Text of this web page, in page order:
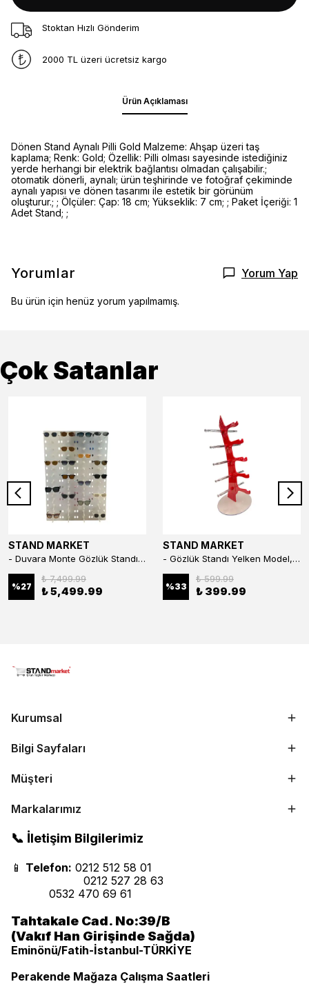
Stoktan Hızlı Gönderim
2000 TL üzeri ücretsiz kargo
Ürün Açıklaması
Dönen Stand Aynalı Pilli Gold Malzeme: Ahşap üzeri taş
kaplama; Renk: Gold; Özellik: Pilli olması sayesinde istediğiniz
yerde herhangi bir elektrik bağlantısı olmadan çalışabilir.;
otomatik dönerli, aynalı; ürün teşhirinde ve fotoğraf çekiminde
aynalı yapısı ve dönen tasarımı ile estetik bir görünüm
oluşturur.; ; Ölçüler: Çap: 18 cm; Yükseklik: 7 cm; ; Paket İçeriği: 1
Adet Stand; ;
Yorumlar Yorum Yap
Bu ürün için henüz yorum yapılmamış.
Çok Satanlar
STAND MARKET
- Duvara Monte Gözlük Standı 56'li Pleksi Glass | 99x67 cm Gözlük Teşhir Standı
%27
₺ 7,499.99
₺ 5,499.99
STAND MARKET
- Gözlük Standı Yelken Model, 5 Gözlük Kapasiteli Standı Kırmızı
%33
₺ 599.99
₺ 399.99
Kurumsal
Bilgi Sayfaları
Müşteri
Markalarımız
📞 İletişim Bilgilerimiz
📱 Telefon: 0212 512 58 01
0212 527 28 63
0532 470 69 61
Tahtakale Cad. No:39/B
(Vakıf Han Girişinde Sağda)
Eminönü/Fatih-İstanbul-TÜRKİYE
Perakende Mağaza Çalışma Saatleri